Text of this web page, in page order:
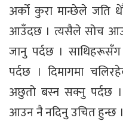
अर्को कुरा मान्छेले जति
आउँदछ । त्यसैले सोच
जानु पर्दछ ।
पर्दछ । दिमागमा
अछुतो बस्न सक्नु पर्दछ ।
आउन नै नदिनु उचित हुन्छ ।